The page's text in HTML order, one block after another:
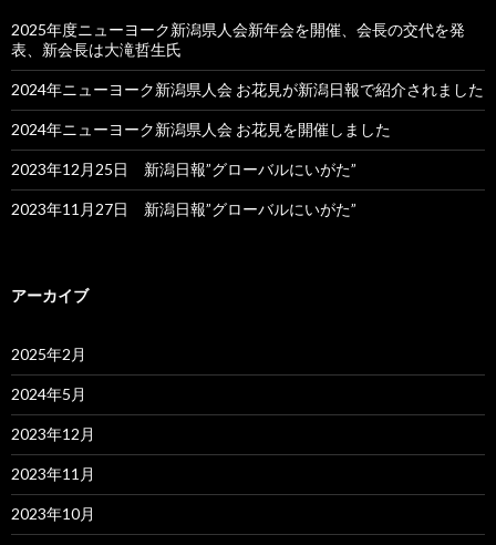
2025年度ニューヨーク新潟県人会新年会を開催、会長の交代を発
表、新会長は大滝哲生氏
2024年ニューヨーク新潟県人会 お花見が新潟日報で紹介されました
2024年ニューヨーク新潟県人会 お花見を開催しました
2023年12月25日 新潟日報”グローバルにいがた”
2023年11月27日 新潟日報”グローバルにいがた”
アーカイブ
2025年2月
2024年5月
2023年12月
2023年11月
2023年10月